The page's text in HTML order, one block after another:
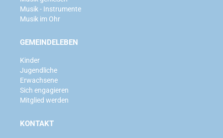
Musik - Instrumente
Musik im Ohr
GEMEINDELEBEN
Kinder
Jugendliche
Erwachsene
Sich engagieren
Mitglied werden
KONTAKT